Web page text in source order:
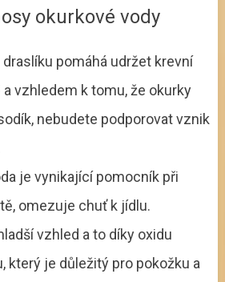
okurkové vody
draslíku pomáhá udržet krevní
vzhledem k tomu, že okurky
nebudete podporovat vznik
je vynikající pomocník při
omezuje chuť k jídlu.
vzhled a to díky oxidu
který je důležitý pro pokožku a